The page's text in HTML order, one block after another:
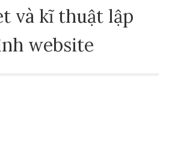
và kĩ thuật lập
website